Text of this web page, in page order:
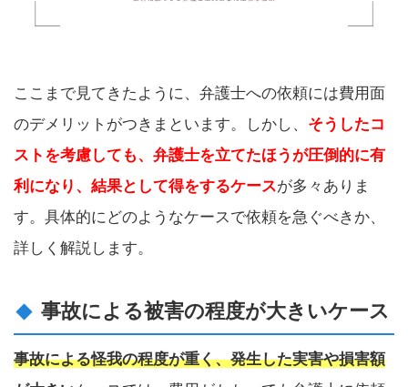
ここまで見てきたように、弁護士への依頼には費用面
のデメリットがつきまといます。しかし、 そうしたコ
ストを考慮しても、弁護士を立てたほうが圧倒的に有
利になり、結果として得をするケースが多々ありま
す。具体的にどのようなケースで依頼を急ぐべきか、
詳しく解説します。
事故による被害の程度が大きいケース
事故による怪我の程度が重く、発生した実害や損害額